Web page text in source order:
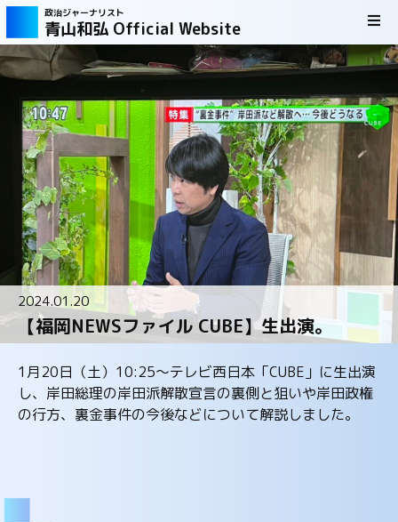
政治ジャーナリスト
青山和弘 Official Website
2024.01.20
【福岡NEWSファイル CUBE】生出演。
1月20日（土）10:25～テレビ西日本「CUBE」に生出演
し、岸田総理の岸田派解散宣言の裏側と狙いや岸田政権
の行方、裏金事件の今後などについて解説しました。